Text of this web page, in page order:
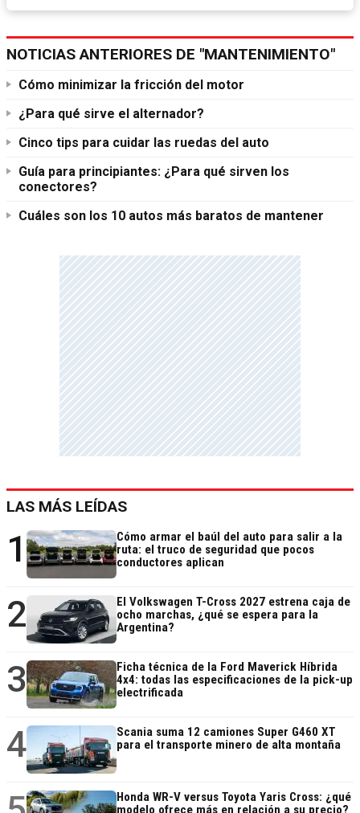
NOTICIAS ANTERIORES DE "MANTENIMIENTO"
Cómo minimizar la fricción del motor
¿Para qué sirve el alternador?
Cinco tips para cuidar las ruedas del auto
Guía para principiantes: ¿Para qué sirven los
conectores?
Cuáles son los 10 autos más baratos de mantener
LAS MÁS LEÍDAS
1
Cómo armar el baúl del auto para salir a la
ruta: el truco de seguridad que pocos
conductores aplican
2
El Volkswagen T-Cross 2027 estrena caja de
ocho marchas, ¿qué se espera para la
Argentina?
3
Ficha técnica de la Ford Maverick Híbrida
4x4: todas las especificaciones de la pick-up
electrificada
4
Scania suma 12 camiones Super G460 XT
para el transporte minero de alta montaña
Honda WR-V versus Toyota Yaris Cross: ¿qué
modelo ofrece más en relación a su precio?